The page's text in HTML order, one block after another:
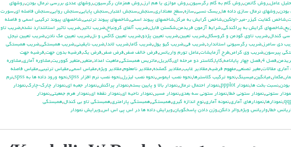
عامل,روش گاتمن,روش گام به گام رگرسيون,روش موازي يا هم ارز ,روش همزمان رگرسيون,روشهاي عددي بررسي نرمال بودن,روشهاي
بودن,روشهاي نرمال سازي داده ها,ريسك نسبي,سازه,سطح معناداري,سنجش,سنجش اعتبار ,سنجش پايايي,سنجش روايي,سنجش فاصله اي,سورت
,شاخص كفايت كيزر-مير-اولكين,شاخص گرايش به مركز ,شاخصهاي پيوند اسمي,شاخصهاي پيوند ترتيبي,شاخصهاي پيوند تركيبي اسمي و فاصله
,شاخصهاي گرايش به پراكندگي,شرايط آزمون فريدمن,شكستن فايل,ضريب آلفاي کرونباخ,ضريب تاثير ,ضريب تاثير استانتدارد نشده,ضريب تاو
كندال,ضريب تاوي گودمن و كروسكال,ضريب تعيين,ضريب تعيين پژدو,ضريب تعيين كاكس و نل,ضريب تعيين مك نادن,ضريب تعيين نيجل
دي سامرز ,ضريب رگرسيوني استاندارد,ضريب في,ضريب كيو يول,ضريب گاما,ضريب لاندا,ضريب نايقيني,ضريب همبستگي,ضريب همبستگي
پيرسون,ضريب وي كرامر ,طرح آزمايشات,عامل تورم واريانس,فرض خالف صفر ,فرض صفر ,فرض يك,فرضيه بدون جهت,فرضيه جهت
,فصل 4 ,فصل چهار پايانامه,كاپا,كلاستر دو مرحله اي,گابريل,ماتريس همبستگي,ماهيت اعداد,متغير ,متغير كووريت,مشاوره آماري,مشاوره
آماري مقالات,مغير تصنعي,مفهوم فرضيه,مقادير غايب,مقادير گمشده,مقادير نامعلوم,مقادير ويژه,مقياس اسمي,مقياس ترتيبي,مقياس فاصله
,مكمار ,ميانگين,ميسينگ,نحوه تركيب كلاسترها,نحوه نصب ايموس,نحوه نصب ليزرل,نحوه نصب نرم افزار spss ,نحوه ورود داده ها به spss ,نرم
بودن,نسبت بخت ها,نمودار ppplot ,نمودار احتمال نرمال,نمودار بالا و پايين بسته,نمودار پراكنش,نمودار جعبه اي,نمودار چارك-چارك,نمودار
ستوني,نمودار ستوني خطا,نمودار ستوني سه بعدي,نمودار مسير ,نمودار ناحيه اي,نمودار نقطه اي,نمودار هرم جمعيتي,نمودار
,نمودارها,نمودارهاي آماري,نمونه آماري,نوع اندازه گيري,همبستگي,همبستگي پارامتري,همبستگي تاو بي کندال,همبستگي
خطا,واريانس ويژه,والر دانكن,وزن دادن پاسخگويان,ويرايش داده ها در اس پي اس اس,ويرايش نمودار